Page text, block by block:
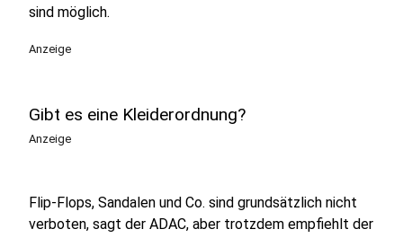
sind möglich.
Anzeige
Gibt es eine Kleiderordnung?
Anzeige
Flip-Flops, Sandalen und Co. sind grundsätzlich nicht
verboten, sagt der ADAC, aber trotzdem empfiehlt der